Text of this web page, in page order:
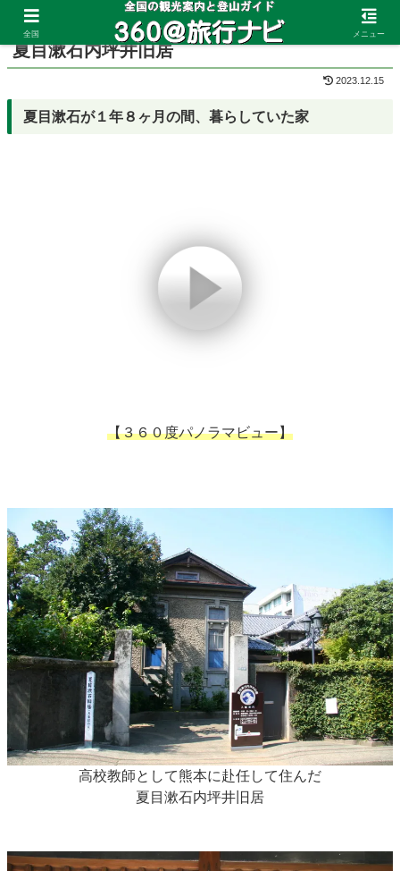
ホーム 熊本県 熊本市
夏目漱石内坪井旧居
2023.12.15
夏目漱石が１年８ヶ月の間、暮らしていた家
【３６０度パノラマビュー】
高校教師として熊本に赴任して住んだ
夏目漱石内坪井旧居
全国 メニュー